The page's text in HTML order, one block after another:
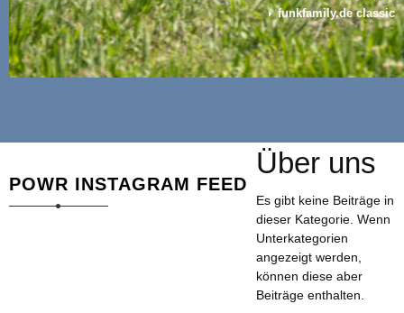
funkfamily.de classic
POWR INSTAGRAM FEED
Über uns
Es gibt keine Beiträge in
dieser Kategorie. Wenn
Unterkategorien
angezeigt werden,
können diese aber
Beiträge enthalten.